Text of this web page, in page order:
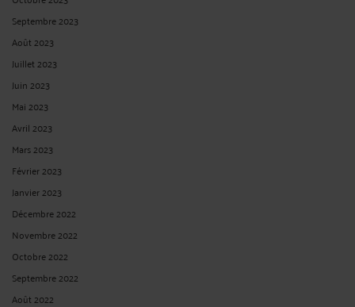
Septembre 2023
Août 2023
Juillet 2023
Juin 2023
Mai 2023
Avril 2023
Mars 2023
Février 2023
Janvier 2023
Décembre 2022
Novembre 2022
Octobre 2022
Septembre 2022
Août 2022